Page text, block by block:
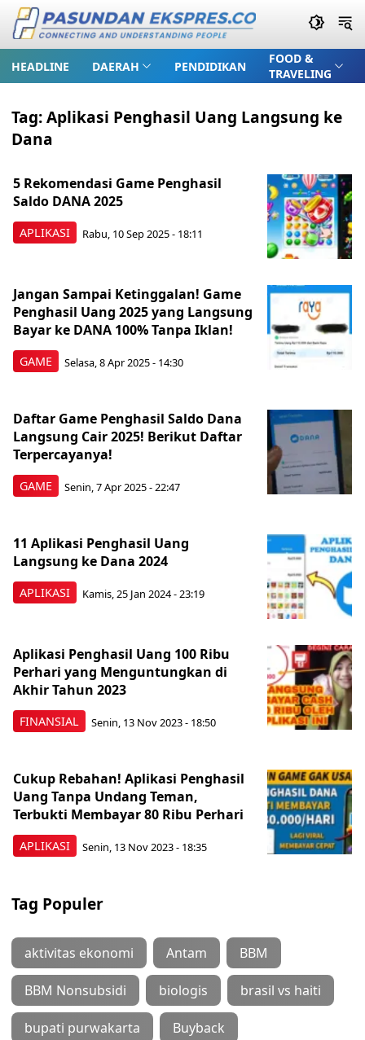
HEADLINE DAERAH PENDIDIKAN
FOOD &
TRAVELING
Tag:Aplikasi Penghasil Uang Langsung ke
Dana
APLIKASI
5 Rekomendasi Game Penghasil
Saldo DANA 2025
Rabu, 10 Sep 2025 - 18:11
GAME
Jangan Sampai Ketinggalan! Game
Penghasil Uang 2025 yang Langsung
Bayar ke DANA 100% Tanpa Iklan!
Selasa, 8 Apr 2025 - 14:30
GAME
Daftar Game Penghasil Saldo Dana
Langsung Cair 2025! Berikut Daftar
Terpercayanya!
Senin, 7 Apr 2025 - 22:47
APLIKASI
11 Aplikasi Penghasil Uang
Langsung ke Dana 2024
Kamis, 25 Jan 2024 - 23:19
FINANSIAL
Aplikasi Penghasil Uang 100 Ribu
Perhari yang Menguntungkan di
Akhir Tahun 2023
Senin, 13 Nov 2023 - 18:50
APLIKASI
Cukup Rebahan! Aplikasi Penghasil
Uang Tanpa Undang Teman,
Terbukti Membayar 80 Ribu Perhari
Senin, 13 Nov 2023 - 18:35
Tag Populer
aktivitas ekonomi Antam BBM
BBM Nonsubsidi biologis brasil vs haiti
bupati purwakarta Buyback